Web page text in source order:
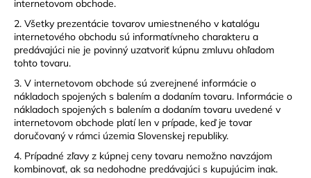
internetovom obchode.
2. Všetky prezentácie tovarov umiestneného v katalógu
internetového obchodu sú informatívneho charakteru a
predávajúci nie je povinný uzatvoriť kúpnu zmluvu ohľadom
tohto tovaru.
3. V internetovom obchode sú zverejnené informácie o
nákladoch spojených s balením a dodaním tovaru. Informácie o
nákladoch spojených s balením a dodaním tovaru uvedené v
internetovom obchode platí len v prípade, keď je tovar
doručovaný v rámci územia Slovenskej republiky.
4. Prípadné zľavy z kúpnej ceny tovaru nemožno navzájom
kombinovať, ak sa nedohodne predávajúci s kupujúcim inak.